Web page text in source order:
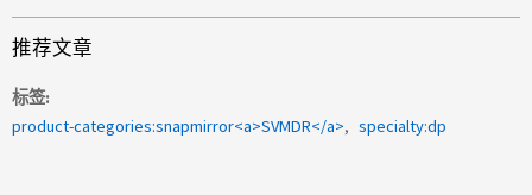
推荐文章
标签
product-categories:snapmirror<a>SVMDR</a>
specialty:dp